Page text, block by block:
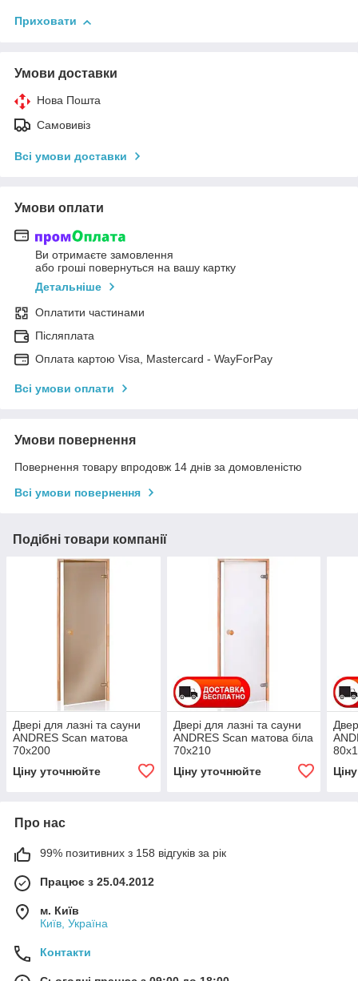
Приховати
Умови доставки
Нова Пошта
Самовивіз
Всі умови доставки
Умови оплати
Ви отримаєте замовлення
або гроші повернуться на вашу картку
Детальніше
Оплатити частинами
Післяплата
Оплата картою Visa, Mastercard - WayForPay
Всі умови оплати
Умови повернення
Повернення товару впродовж 14 днів за домовленістю
Всі умови повернення
Подібні товари компанії
Двері для лазні та сауни
ANDRES Scan матова
70х200
Ціну уточнюйте
Двері для лазні та сауни
ANDRES Scan матова біла
70х210
Ціну уточнюйте
Про нас
99% позитивних з 158 відгуків за рік
Працює з 25.04.2012
м. Київ
Київ, Україна
Контакти